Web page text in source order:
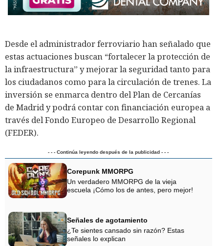
Desde el administrador ferroviario han señalado que
estas actuaciones buscan “fortalecer la protección de
la infraestructura” y mejorar la seguridad tanto para
los ciudadanos como para la circulación de trenes. La
inversión se enmarca dentro del Plan de Cercanías
de Madrid y podrá contar con financiación europea a
través del Fondo Europeo de Desarrollo Regional
(FEDER).
- - - Continúa leyendo después de la publicidad - - -
Corepunk MMORPG
Un verdadero MMORPG de la vieja
escuela ¡Cómo los de antes, pero mejor!
Señales de agotamiento
¿Te sientes cansado sin razón? Estas
señales lo explican